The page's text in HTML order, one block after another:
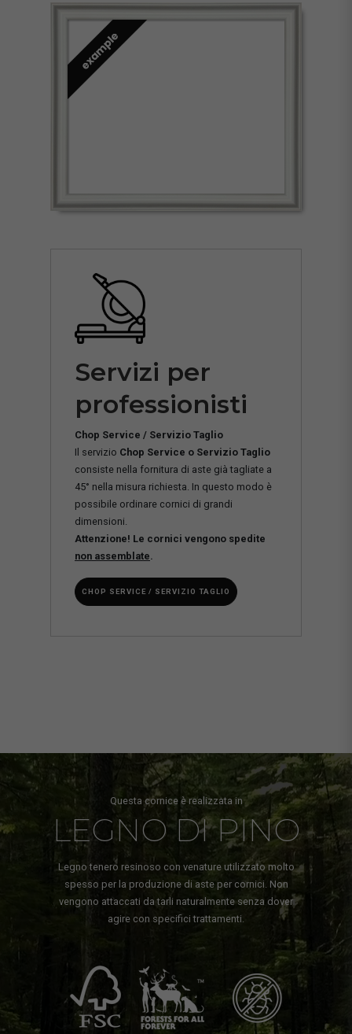
Servizi per
professionisti
Chop Service / Servizio Taglio
Il servizio Chop Service o Servizio Taglio
consiste nella fornitura di aste già tagliate a
45° nella misura richiesta. In questo modo è
possibile ordinare cornici di grandi
dimensioni.
Attenzione! Le cornici vengono spedite
non assemblate
CHOP SERVICE / SERVIZIO TAGLIO
Questa cornice è realizzata in
LEGNO DI PINO
Legno tenero resinoso con venature utilizzato molto
spesso per la produzione di aste per cornici. Non
vengono attaccati da tarli naturalmente senza dover
agire con specifici trattamenti.